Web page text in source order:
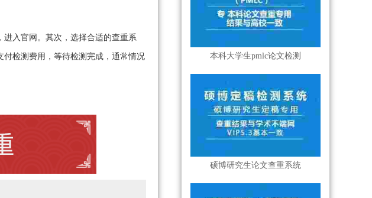
入官网。其次，选择合适的查重系
检测费用，等待检测完成，通常情况 本科大学生pmlc论文检测
硕博研究生论文查重系统